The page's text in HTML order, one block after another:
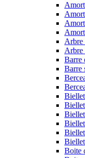
Arbre
Arbre
Barre
Barre
Boite